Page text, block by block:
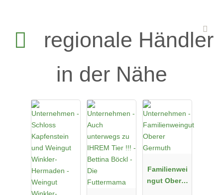
regionale Händler
in der Nähe
Familienwei
ngut Oberer